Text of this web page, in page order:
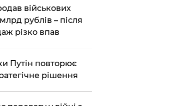
військових
рублів – після
різко впав
Путін повторює
рішення